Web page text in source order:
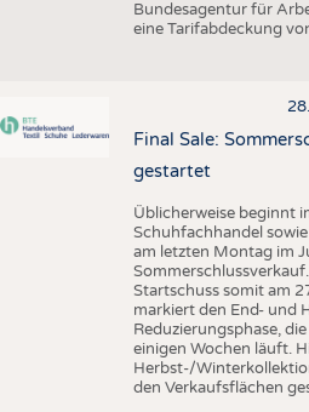
Bundesagentur für
eine Tarifabdeckung
Final Sale:
gestartet
Üblicherweise beginnt
Schuhfachhandel
am letzten Montag im
Startschuss somit am
markiert den End- und
Reduzierungsphase,
einigen Wochen läuft.
Herbst-/
den Verkaufsflächen